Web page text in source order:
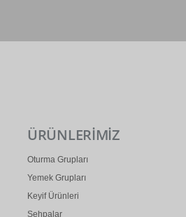
ÜRÜNLERİMİZ
Oturma Grupları
Yemek Grupları
Keyif Ürünleri
Sehpalar